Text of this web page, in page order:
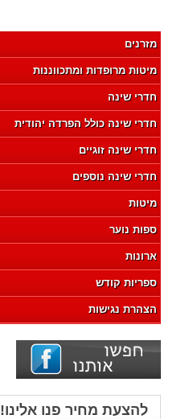
מזרנים
מיטות מרופדות ומתכווננות
חדרי שינה
חדרי שינה כולל הפרדה יהודית
חדרי שינה זוגיים
חדרי שינה נוספים
מיטות
ספות נוער
ארונות
ספריות קודש
הצהרת נגישות
להצעת מחיר פנו אלינו!